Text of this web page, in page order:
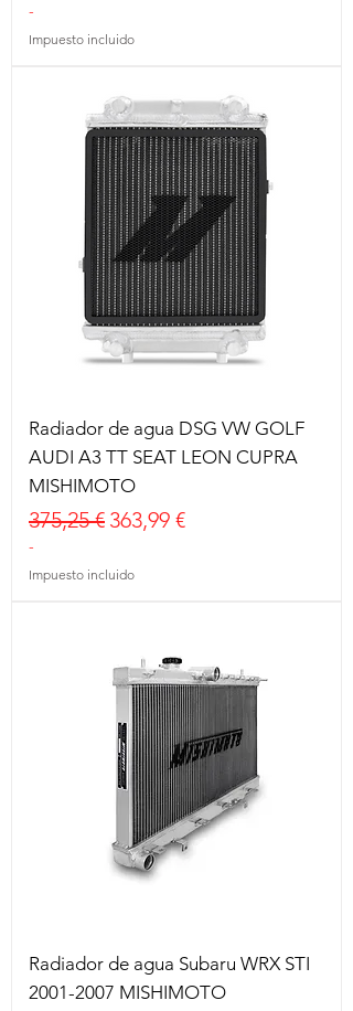
-
Impuesto incluido
Radiador de agua DSG VW GOLF
AUDI A3 TT SEAT LEON CUPRA
MISHIMOTO
Precio
375,25 € Precio de oferta
363,99 €
-
Impuesto incluido
Radiador de agua Subaru WRX STI
2001-2007 MISHIMOTO